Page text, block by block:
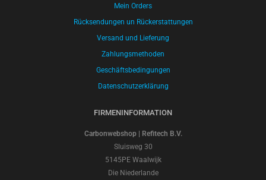
Mein Orders
Rücksendungen un Rückerstattungen
Versand und Lieferung
Zahlungsmethoden
Geschäftsbedingungen
Datenschutzerklärung
FIRMENINFORMATION
Carbonwebshop | Refitech B.V.
Sluisweg 30
5145PE Waalwijk
Die Niederlande